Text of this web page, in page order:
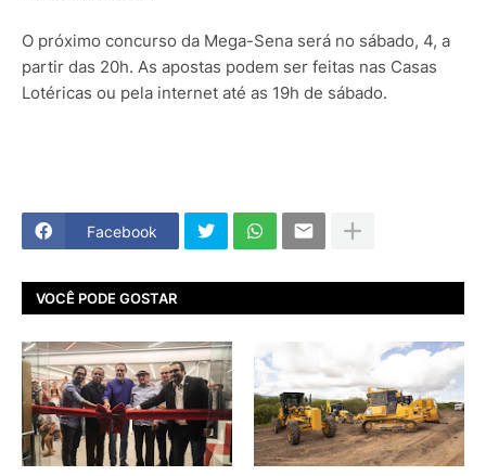
O próximo concurso da Mega-Sena será no sábado, 4, a
partir das 20h. As apostas podem ser feitas nas Casas
Lotéricas ou pela internet até as 19h de sábado.
Facebook
VOCÊ PODE GOSTAR